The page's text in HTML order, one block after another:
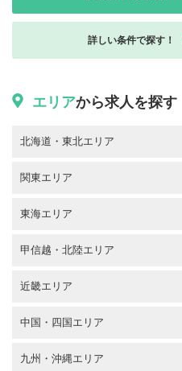
詳しい条件で探す！
エリアから求人を探す
北海道・東北エリア
関東エリア
東海エリア
甲信越・北陸エリア
近畿エリア
中国・四国エリア
九州・沖縄エリア